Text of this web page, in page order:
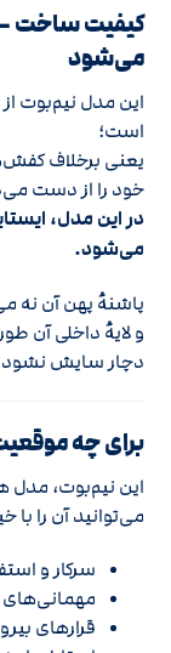
کیفیت ساخت —
می‌شود
این مدل نیم‌بوت
است؛
یعنی برخلاف
خود را از دست
در این مدل،
می‌شود.
پاشنهٔ پهن آن نه
و لایهٔ داخلی آن
دچار سایش
برای چه
این نیم‌بوت،
می‌توانید آن را
سرکار و
قرارهای